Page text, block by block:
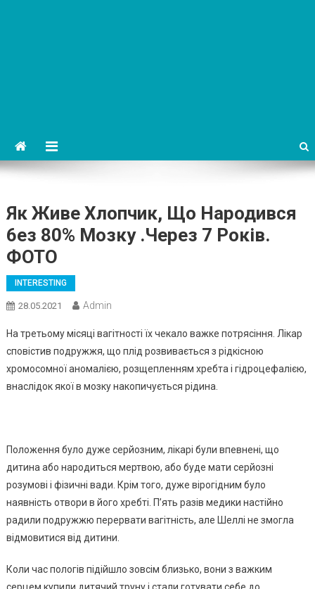
Як Живе Хлопчик, Що Народився
6ез 80% Мозку .Через 7 Років.
ФОТО
INTERESTING
28.05.2021 Admin
На третьому місяці вагітності їх чекало важке потрясіння. Лікар
сповістив подружжя, що плід розвивається з рідкісною
хромосомної аномалією, розщепленням хребта і гідроцефалією,
внаслідок якої в мозку накопичується рідина.
Положення було дуже серйозним, лікарі були впевнені, що
дитина або народиться мертвою, або буде мати серйозні
розумові і фізичні вади. Крім того, дуже вірогідним було
наявність отвори в його хребті. П’ять разів медики настійно
радили подружжю перервати вагітність, але Шеллі не змогла
відмовитися від дитини.
Коли час пологів підійшло зовсім близько, вони з важким